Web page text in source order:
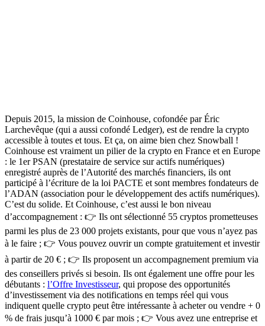
Depuis 2015, la mission de Coinhouse, cofondée par Éric
Larchevêque (qui a aussi cofondé Ledger), est de rendre la crypto
accessible à toutes et tous. Et ça, on aime bien chez Snowball !
Coinhouse est vraiment un pilier de la crypto en France et en Europe
: le 1er PSAN (prestataire de service sur actifs numériques)
enregistré auprès de l’Autorité des marchés financiers, ils ont
participé à l’écriture de la loi PACTE et sont membres fondateurs de
l’ADAN (association pour le développement des actifs numériques).
C’est du solide. Et Coinhouse, c’est aussi le bon niveau
d’accompagnement : 👉 Ils ont sélectionné 55 cryptos prometteuses
parmi les plus de 23 000 projets existants, pour que vous n’ayez pas
à le faire ; 👉 Vous pouvez ouvrir un compte gratuitement et investir
à partir de 20 € ; 👉 Ils proposent un accompagnement premium via
des conseillers privés si besoin. Ils ont également une offre pour les
débutants : l’Offre Investisseur, qui propose des opportunités
d’investissement via des notifications en temps réel qui vous
indiquent quelle crypto peut être intéressante à acheter ou vendre + 0
% de frais jusqu’à 1000 € par mois ; 👉 Vous avez une entreprise et